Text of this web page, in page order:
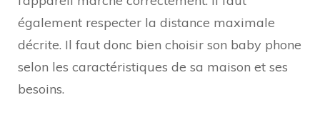
également respecter la distance maximale
décrite. Il faut donc bien choisir son baby phone
selon les caractéristiques de sa maison et ses
besoins.